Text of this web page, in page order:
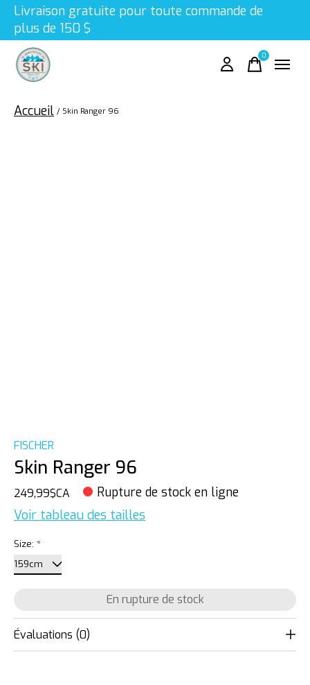
Livraison gratuite pour toute commande de
plus de 150 $
0items
Accueil / Skin Ranger 96
FISCHER
Skin Ranger 96
249,99$CA Rupture de stock en ligne
Voir tableau des tailles
Size: *
En rupture de stock
Évaluations (0)